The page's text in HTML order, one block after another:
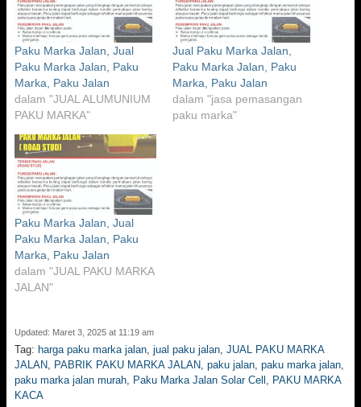
Paku Marka Jalan, Jual
Paku Marka Jalan, Paku
Marka, Paku Jalan
dalam "JUAL ALUMUNIUM
PAKU MARKA"
Jual Paku Marka Jalan,
Paku Marka Jalan, Paku
Marka, Paku Jalan
dalam "jasa pemasangan
paku marka"
Paku Marka Jalan, Jual
Paku Marka Jalan, Paku
Marka, Paku Jalan
dalam "JUAL PAKU MARKA
JALAN"
Updated: Maret 3, 2025 at 11:19 am
Tag: harga paku marka jalan, jual paku jalan, JUAL PAKU MARKA
JALAN, PABRIK PAKU MARKA JALAN, paku jalan, paku marka jalan,
paku marka jalan murah, Paku Marka Jalan Solar Cell , PAKU MARKA
KACA